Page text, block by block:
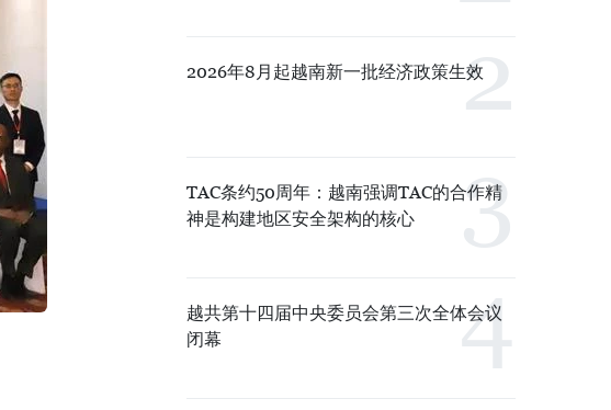
2026年8月起越南新一批经济政策生效
TAC条约50周年：越南强调TAC的合作精
神是构建地区安全架构的核心
越共第十四届中央委员会第三次全体会议
闭幕